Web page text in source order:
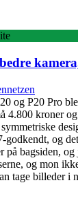
og P20 Pro
4.800 kroner
symmetriske
godkendt, og
på bagsiden,
og mon
tage billeder